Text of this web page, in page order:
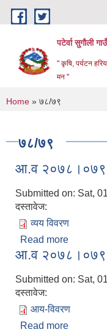
Skip to main content
पटेर्वा सुगौली
" कृषि, पर्यटन
मन "
You are here
Home » ७८/७९
७८/७९
आ.व २०७८।०७९
Submitted on: Sat,
दस्तावेज:
व्यय विवरण
Read more
आ.व २०७८।०७९
Submitted on: Sat,
दस्तावेज:
आय-विवरण
Read more